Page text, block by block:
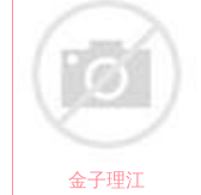
金子理江